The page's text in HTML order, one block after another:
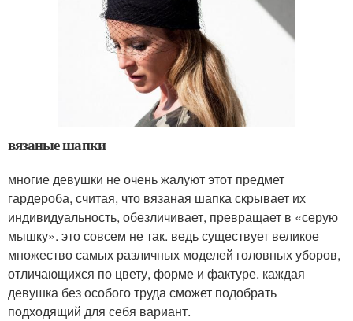
вязаные шапки
многие девушки не очень жалуют этот предмет
гардероба, считая, что вязаная шапка скрывает их
индивидуальность, обезличивает, превращает в «серую
мышку». это совсем не так. ведь существует великое
множество самых различных моделей головных уборов,
отличающихся по цвету, форме и фактуре. каждая
девушка без особого труда сможет подобрать
подходящий для себя вариант.